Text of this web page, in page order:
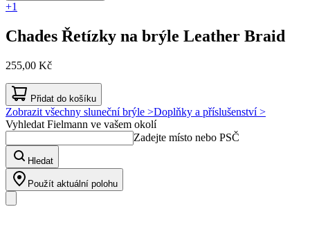
+1
Chades Řetízky na brýle Leather Braid
255,00 Kč
Přidat do košíku
Zobrazit všechny sluneční brýle >Doplňky a příslušenství >
Vyhledat Fielmann ve vašem okolí
Zadejte místo nebo PSČ
Hledat
Použít aktuální polohu